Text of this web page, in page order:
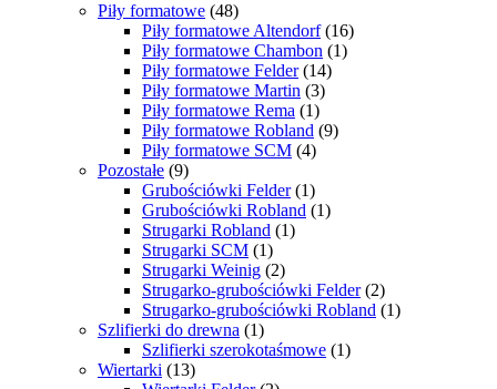
Piły formatowe (48)
Piły formatowe Altendorf (16)
Piły formatowe Chambon (1)
Piły formatowe Felder (14)
Piły formatowe Martin (3)
Piły formatowe Rema (1)
Piły formatowe Robland (9)
Piły formatowe SCM (4)
Pozostałe (9)
Grubościówki Felder (1)
Grubościówki Robland (1)
Strugarki Robland (1)
Strugarki SCM (1)
Strugarki Weinig (2)
Strugarko-grubościówki Felder (2)
Strugarko-grubościówki Robland (1)
Szlifierki do drewna (1)
Szlifierki szerokotaśmowe (1)
Wiertarki (13)